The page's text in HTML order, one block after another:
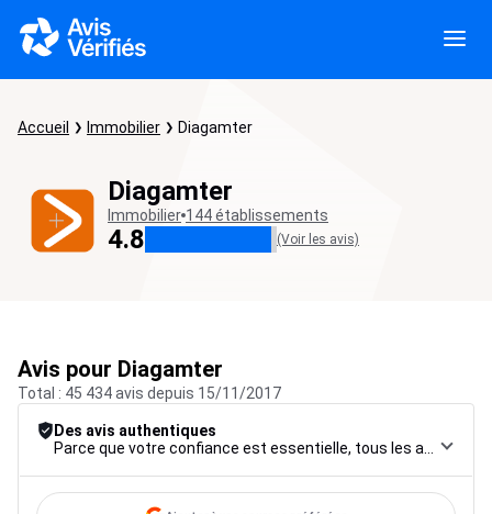
Accueil Immobilier Diagamter
Diagamter
Immobilier 144 établissements
4.8 (Voir les avis)
Avis pour Diagamter
Total : 45 434 avis depuis 15/11/2017
Des avis authentiques